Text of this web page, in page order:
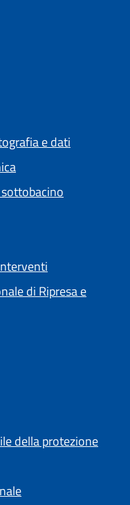
e dati
di Ripresa e
della protezione